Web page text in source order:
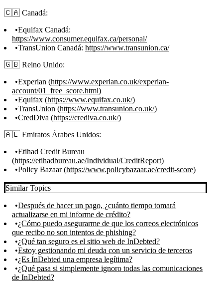
🇨🇦 Canadá:
Equifax Canadá:
https://www.consumer.equifax.ca/personal/
TransUnion Canadá: https://www.transunion.ca/
🇬🇧 Reino Unido:
Experian (https://www.experian.co.uk/experian-
account/01_free_score.html)
Equifax (https://www.equifax.co.uk/)
TransUnion (https://www.transunion.co.uk/)
CredDiva (https://crediva.co.uk/)
🇦🇪 Emiratos Árabes Unidos:
Etihad Credit Bureau
(https://etihadbureau.ae/Individual/CreditReport)
Policy Bazaar (https://www.policybazaar.ae/credit-score)
Similar Topics
Después de hacer un pago, ¿cuánto tiempo tomará
actualizarse en mi informe de crédito?
¿Cómo puedo asegurarme de que los correos electrónicos
que recibo no son intentos de phishing?
¿Qué tan seguro es el sitio web de InDebted?
Estoy gestionando mi deuda con un servicio de terceros
¿Es InDebted una empresa legítima?
¿Qué pasa si simplemente ignoro todas las comunicaciones
de InDebted?